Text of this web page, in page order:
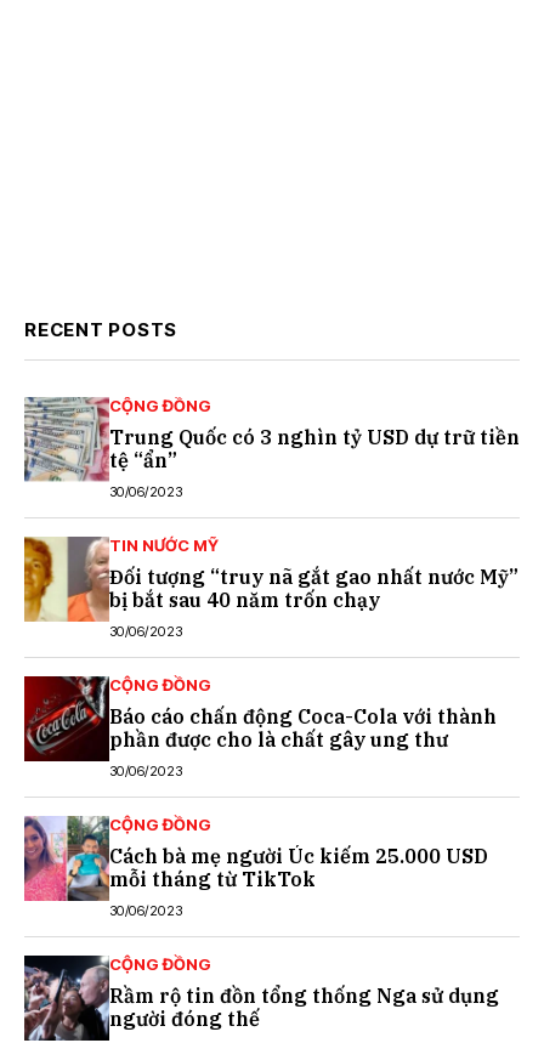
RECENT POSTS
CỘNG ĐỒNG
Trung Quốc có 3 nghìn tỷ USD dự trữ tiền
tệ “ẩn”
30/06/2023
TIN NƯỚC MỸ
Đối tượng “truy nã gắt gao nhất nước Mỹ”
bị bắt sau 40 năm trốn chạy
30/06/2023
CỘNG ĐỒNG
Báo cáo chấn động Coca-Cola với thành
phần được cho là chất gây ung thư
30/06/2023
CỘNG ĐỒNG
Cách bà mẹ người Úc kiếm 25.000 USD
mỗi tháng từ TikTok
30/06/2023
CỘNG ĐỒNG
Rầm rộ tin đồn tổng thống Nga sử dụng
người đóng thế